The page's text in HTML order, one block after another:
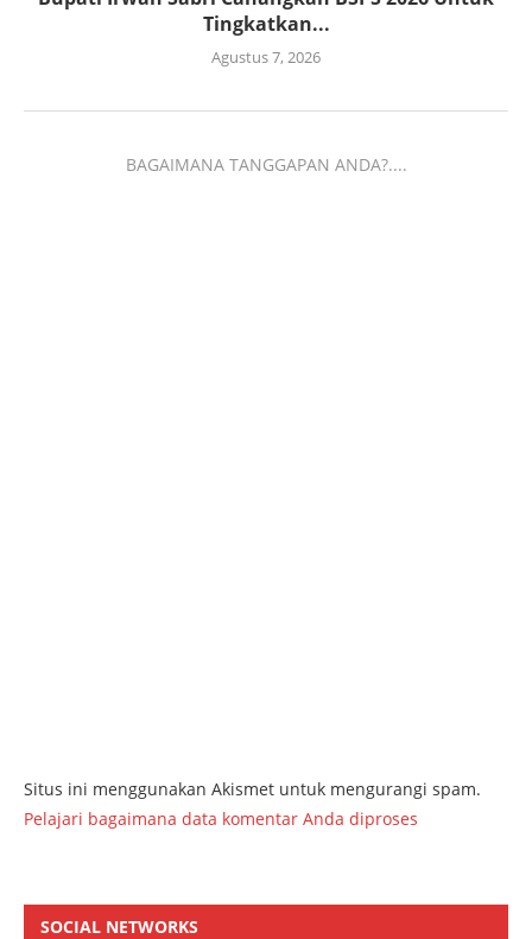
Tingkatkan...
Agustus 7, 2026
BAGAIMANA TANGGAPAN ANDA?....
Situs ini menggunakan Akismet untuk mengurangi spam.
Pelajari bagaimana data komentar Anda diproses
SOCIAL NETWORKS